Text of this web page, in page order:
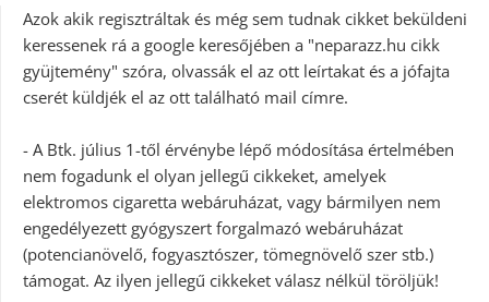
Azok akik regisztráltak és még sem tudnak cikket beküldeni
keressenek rá a google keresőjében a "neparazz.hu cikk
gyüjtemény" szóra, olvassák el az ott leírtakat és a jófajta
cserét küldjék el az ott található mail címre.
- A Btk. július 1-től érvénybe lépő módosítása értelmében
nem fogadunk el olyan jellegű cikkeket, amelyek
elektromos cigaretta webáruházat, vagy bármilyen nem
engedélyezett gyógyszert forgalmazó webáruházat
(potencianövelő, fogyasztószer, tömegnövelő szer stb.)
támogat. Az ilyen jellegű cikkeket válasz nélkül töröljük!